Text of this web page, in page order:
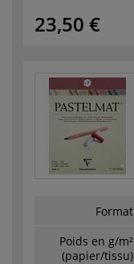
23,50 €
Format
Poids en g/m²
(papier/tissu)